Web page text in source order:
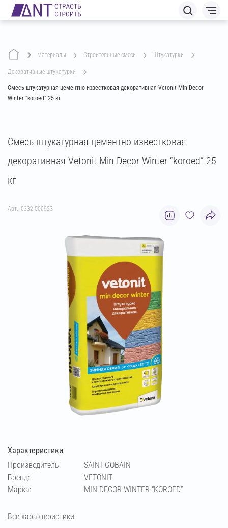
Материалы строительные смеси штукатурки
декоративные штукатурки
Смесь штукатурная цементно-известковая декоративная Vetonit Min Decor
Winter “koroed” 25 кг
Смесь штукатурная цементно-известковая
декоративная Vetonit Min Decor Winter “koroed” 25
кг
Арт.: 0332.000923
Характеристики
Производитель:
SAINT-GOBAIN
Бренд:
VETONIT
Марка:
MIN DECOR WINTER “KOROED”
Все характеристики